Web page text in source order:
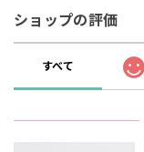
ショップの評価
すべて